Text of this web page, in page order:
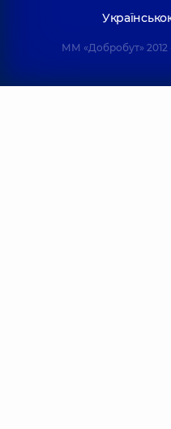
ММ «Добробут» 2012